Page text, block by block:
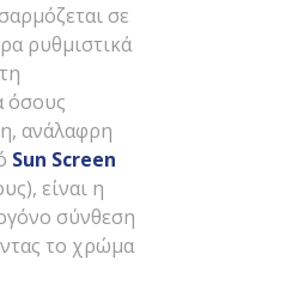
σε
ρυθμιστικά
όσους
ανάλαφρη
Sun Screen
είναι η
σύνθεση
το χρώμα